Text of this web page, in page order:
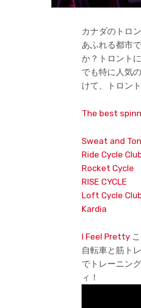
カナダのトロ
あふれる都市
か？トロント
でも特に人気
けて、トロン
The best
Sweat and
Ride Cycle
Rocket Cycle
RISE CYCLE
Loft Cycle
Kardia
I Feel Pretty
自転車と筋ト
でトレーニン
ィ！